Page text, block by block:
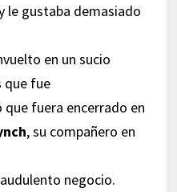
le gustaba demasiado
en un sucio
que fue
fuera encerrado en
, su compañero en
negocio.